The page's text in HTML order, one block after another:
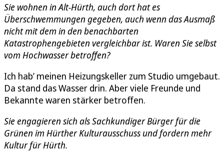
Sie wohnen in Alt-Hürth, auch dort hat es
Überschwemmungen gegeben, auch wenn das Ausmaß
nicht mit dem in den benachbarten
Katastrophengebieten vergleichbar ist. Waren Sie selbst
vom Hochwasser betroffen?
Ich hab’ meinen Heizungskeller zum Studio umgebaut.
Da stand das Wasser drin. Aber viele Freunde und
Bekannte waren stärker betroffen.
Sie engagieren sich als Sachkundiger Bürger für die
Grünen im Hürther Kulturausschuss und fordern mehr
Kultur für Hürth.